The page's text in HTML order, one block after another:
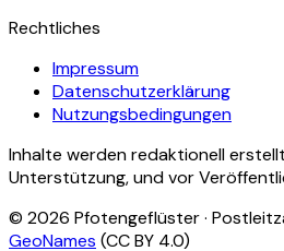
Rechtliches
Impressum
Datenschutzerklärung
Nutzungsbedingungen
Inhalte werden redaktionell
Unterstützung, und vor
© 2026 Pfotengeflüster ·
GeoNames (CC BY 4.0)